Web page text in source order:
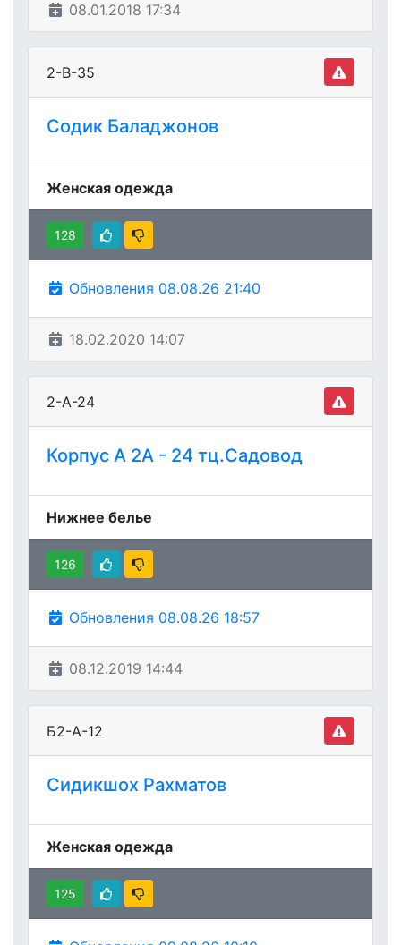
08.01.2018 17:34
2-В-35
Содик Баладжонов
Женская одежда
128
Обновления 08.08.26 21:40
18.02.2020 14:07
2-А-24
Корпус А 2А - 24 тц.Садовод
Нижнее белье
126
Обновления 08.08.26 18:57
08.12.2019 14:44
Б2-А-12
Сидикшох Рахматов
Женская одежда
125